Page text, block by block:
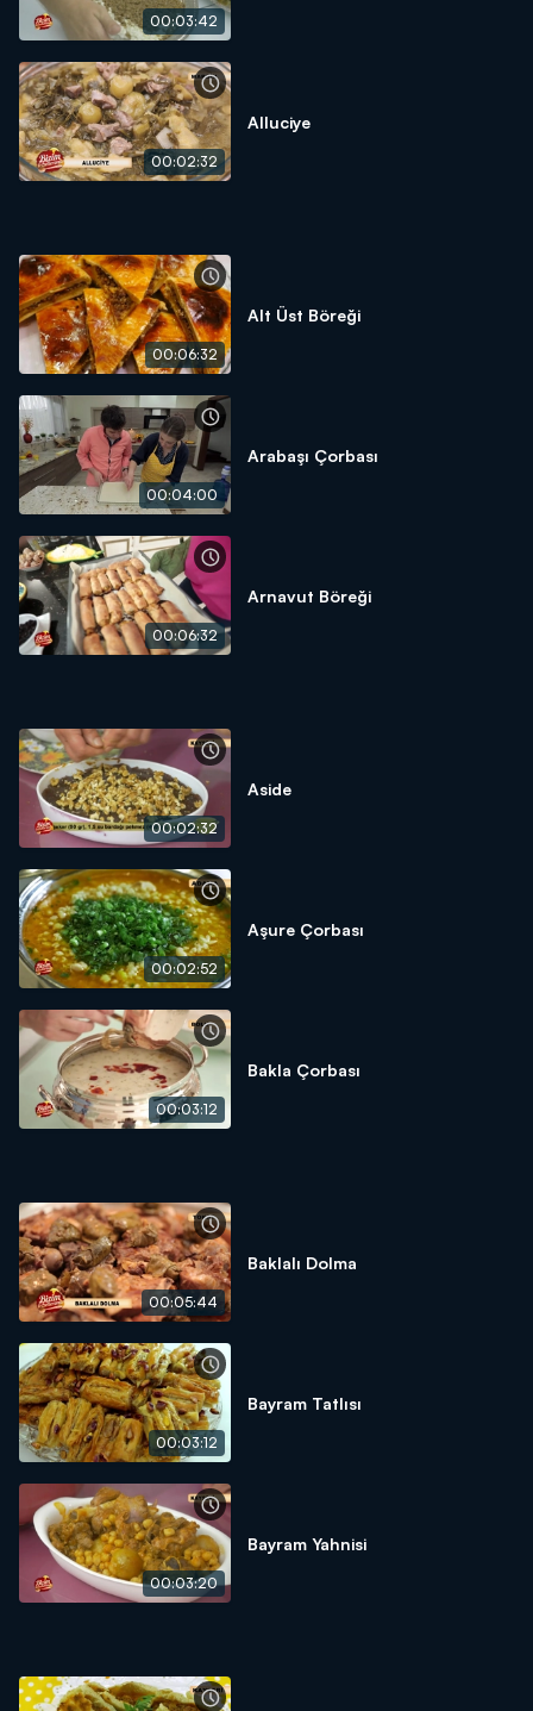
SIVIYAĞ
00:03:42
00:02:32
Alluciye
00:06:32
Alt Üst Böreği
00:04:00
Arabaşı Çorbası
00:06:32
Arnavut Böreği
00:02:32
Aside
00:02:52
Aşure Çorbası
00:03:12
Bakla Çorbası
00:05:44
Baklalı Dolma
00:03:12
Bayram Tatlısı
00:03:20
Bayram Yahnisi